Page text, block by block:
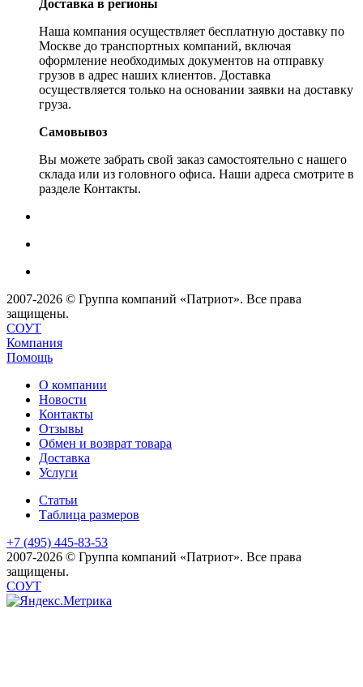
Доставка в регионы
Наша компания осуществляет бесплатную доставку по
Москве до транспортных компаний, включая
оформление необходимых документов на отправку
грузов в адрес наших клиентов. Доставка
осуществляется только на основании заявки на доставку
груза.
Самовывоз
Вы можете забрать свой заказ самостоятельно с нашего
склада или из головного офиса. Наши адреса смотрите в
разделе Контакты.
2007-2026 © Группа компаний «Патриот». Все права
защищены.
СОУТ
Компания
Помощь
О компании
Новости
Контакты
Отзывы
Обмен и возврат товара
Доставка
Услуги
Статьи
Таблица размеров
+7 (495) 445-83-53
2007-2026 © Группа компаний «Патриот». Все права
защищены.
СОУТ